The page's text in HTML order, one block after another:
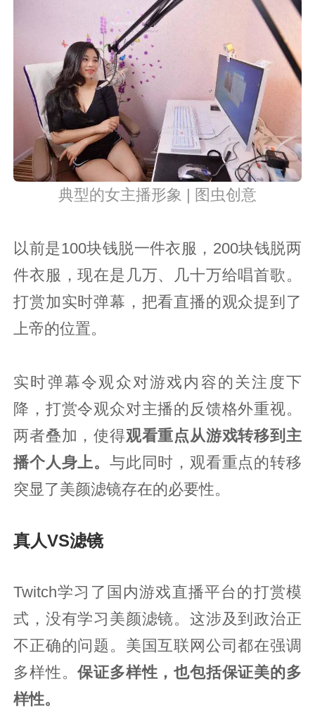
典型的女主播形象 | 图虫创意
以前是100块钱脱一件衣服，200块钱脱两
件衣服，现在是几万、几十万给唱首歌。
打赏加实时弹幕，把看直播的观众提到了
上帝的位置。
实时弹幕令观众对游戏内容的关注度下
降，打赏令观众对主播的反馈格外重视。
两者叠加，使得观看重点从游戏转移到主
播个人身上。 与此同时，观看重点的转移
突显了美颜滤镜存在的必要性。
真人VS滤镜
Twitch学习了国内游戏直播平台的打赏模
式，没有学习美颜滤镜。这涉及到政治正
不正确的问题。美国互联网公司都在强调
多样性。保证多样性，也包括保证美的多
样性。